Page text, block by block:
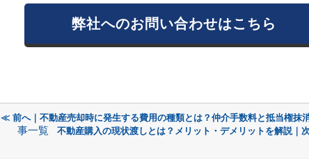
弊社へのお問い合わせはこちら
≪ 前へ｜不動産売却時に発生する費用の種類とは？仲介手数料と抵当権抹
事一覧
不動産購入の現状渡しとは？メリット・デメリットを解説｜